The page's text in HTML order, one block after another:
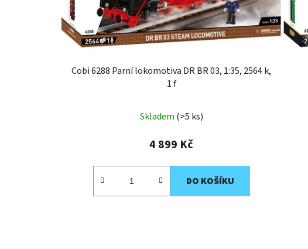
Cobi 6288 Parní lokomotiva DR BR 03, 1:35, 2564 k,
1 f
Skladem (>5 ks)
4 899 Kč
DO KOŠÍKU